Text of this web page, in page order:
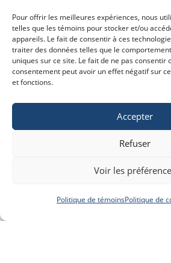
Pour offrir les meilleures expériences, nous
telles que les témoins pour stocker et/ou
appareils. Le fait de consentir à ces
traiter des données telles que le
uniques sur ce site. Le fait de ne pas consentir
consentement peut avoir un effet négatif sur
et fonctions.
Accepter
Refuser
Voir les
Politique de témoinsPolitique de